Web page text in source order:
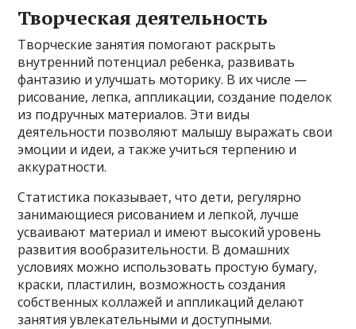
Творческая деятельность
Творческие занятия помогают раскрыть
внутренний потенциал ребенка, развивать
фантазию и улучшать моторику. В их числе —
рисование, лепка, аппликации, создание поделок
из подручных материалов. Эти виды
деятельности позволяют малышу выражать свои
эмоции и идеи, а также учиться терпению и
аккуратности.
Статистика показывает, что дети, регулярно
занимающиеся рисованием и лепкой, лучше
усваивают материал и имеют высокий уровень
развития вообразительности. В домашних
условиях можно использовать простую бумагу,
краски, пластилин, возможность создания
собственных коллажей и аппликаций делают
занятия увлекательными и доступными.